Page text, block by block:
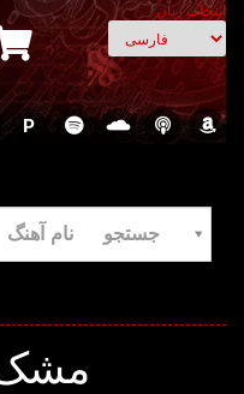
انتخاب زبان
P
جستجو نام